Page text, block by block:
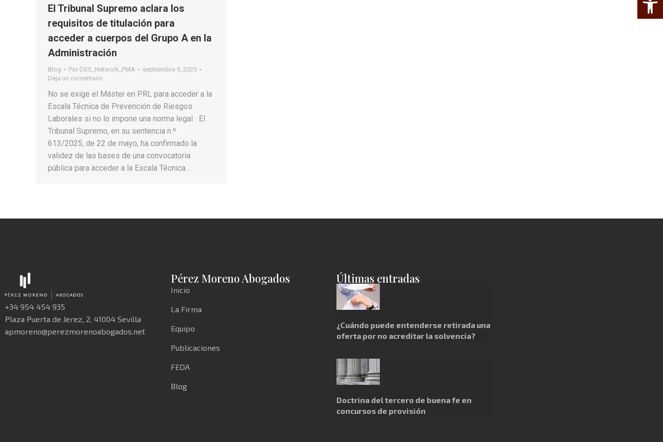
El Tribunal Supremo aclara los
requisitos de titulación para
acceder a cuerpos del Grupo A en la
Administración
Blog Por DSS_Network_PMA
septiembre 9, 2025
Deja un comentario
No se exige el Máster en PRL para acceder a la
Escala Técnica de Prevención de Riesgos
Laborales si no lo impone una norma legal El
Tribunal Supremo, en su sentencia n.º
613/2025, de 22 de mayo, ha confirmado la
validez de las bases de una convocatoria
pública para acceder a la Escala Técnica…
+34 954 454 935
Plaza Puerta de Jerez, 2, 41004 Sevilla
apmoreno@perezmorenoabogados.net
Pérez Moreno Abogados
Inicio
La Firma
Equipo
Publicaciones
FEDA
Blog
Últimas entradas
¿Cuándo puede entenderse retirada una
oferta por no acreditar la solvencia?
Doctrina del tercero de buena fe en
concursos de provisión